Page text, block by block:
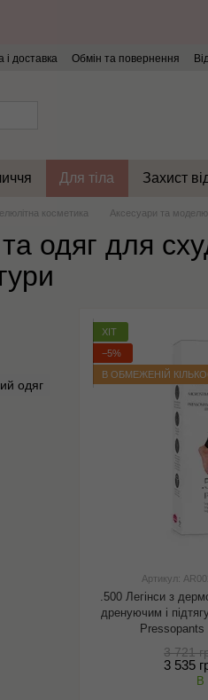
і доставка Обмін та повернення
Для тіла Захист
косметика Аксесуари та
одяг для
ХІТ
−5%
В ОБМЕЖЕНІЙ
Артикул:
.500 Легінси з
дренуючим і
Pressopants
3 721
3 535
В
одяг